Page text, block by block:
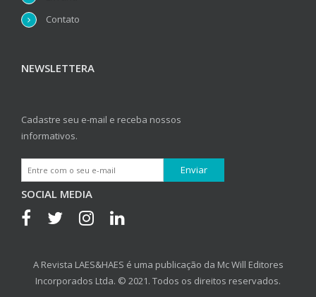
Contato
NEWSLETTERA
Cadastre seu e-mail e receba nossos
informativos.
SOCIAL MEDIA
A Revista LAES&HAES é uma publicação da Mc Will Editores
Incorporados Ltda. © 2021. Todos os direitos reservados.